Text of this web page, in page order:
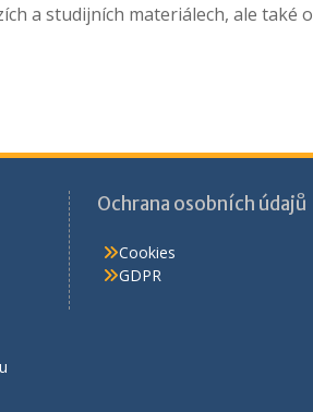
a studijních materiálech, ale také o
Ochrana osobních údajů
Cookies
GDPR